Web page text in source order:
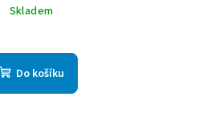
Skladem
Do košíku